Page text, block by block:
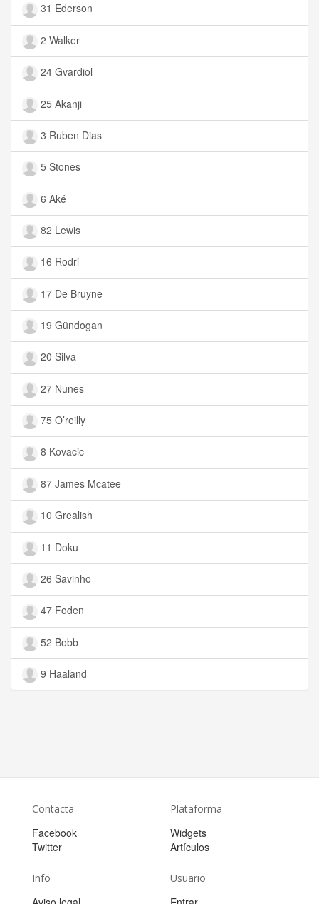
31 Ederson
2 Walker
24 Gvardiol
25 Akanji
3 Ruben Dias
5 Stones
6 Aké
82 Lewis
16 Rodri
17 De Bruyne
19 Gündogan
20 Silva
27 Nunes
75 O’reilly
8 Kovacic
87 James Mcatee
10 Grealish
11 Doku
26 Savinho
47 Foden
52 Bobb
9 Haaland
Contacta
Facebook
Twitter
Plataforma
Widgets
Artículos
Info Usuario